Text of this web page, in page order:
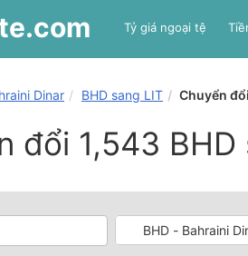
.com Tỷ giá ngoại tệ
Dinar BHD sang LIT Chuyển
đổi 1,543 BHD
BHD - Bahraini